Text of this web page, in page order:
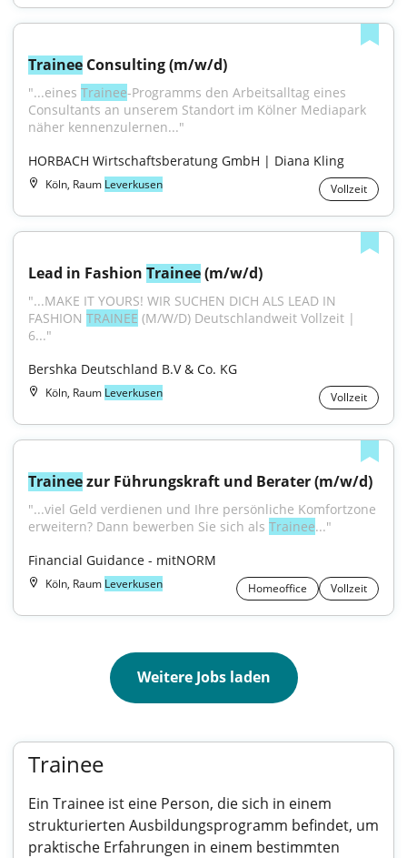
Trainee Consulting (m/w/d)
"...eines Trainee-Programms den Arbeitsalltag eines
Consultants an unserem Standort im Kölner Mediapark
näher kennenzulernen..."
HORBACH Wirtschaftsberatung GmbH | Diana Kling
Köln, Raum Leverkusen Vollzeit
Lead in Fashion Trainee (m/w/d)
"...MAKE IT YOURS! WIR SUCHEN DICH ALS LEAD IN
FASHION TRAINEE (M/W/D) Deutschlandweit Vollzeit |
6..."
Bershka Deutschland B.V & Co. KG
Köln, Raum Leverkusen Vollzeit
Trainee zur Führungskraft und Berater (m/w/d)
"...viel Geld verdienen und Ihre persönliche Komfortzone
erweitern? Dann bewerben Sie sich als Trainee..."
Financial Guidance - mitNORM
Köln, Raum Leverkusen Homeoffice Vollzeit
Weitere Jobs laden
Trainee
Ein Trainee ist eine Person, die sich in einem
strukturierten Ausbildungsprogramm befindet, um
praktische Erfahrungen in einem bestimmten